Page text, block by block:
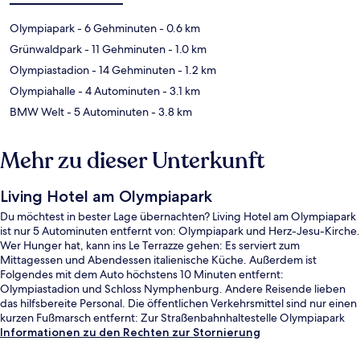
Olympiapark- 6 Gehminuten- 0.6 km
Grünwaldpark- 11 Gehminuten- 1.0 km
Olympiastadion- 14 Gehminuten- 1.2 km
Olympiahalle- 4 Autominuten- 3.1 km
BMW Welt- 5 Autominuten- 3.8 km
Mehr zu dieser Unterkunft
Living Hotel am Olympiapark
Du möchtest in bester Lage übernachten? Living Hotel am Olympiapark
ist nur 5 Autominuten entfernt von: Olympiapark und Herz-Jesu-Kirche.
Wer Hunger hat, kann ins Le Terrazze gehen: Es serviert zum
Mittagessen und Abendessen italienische Küche. Außerdem ist
Folgendes mit dem Auto höchstens 10 Minuten entfernt:
Olympiastadion und Schloss Nymphenburg. Andere Reisende lieben
das hilfsbereite Personal. Die öffentlichen Verkehrsmittel sind nur einen
kurzen Fußmarsch entfernt: Zur Straßenbahnhaltestelle Olympiapark
West sind es 5 Minuten und zur U-Bahnhof Gern 8 Minuten.
Informationen zu den Rechten zur Stornierung